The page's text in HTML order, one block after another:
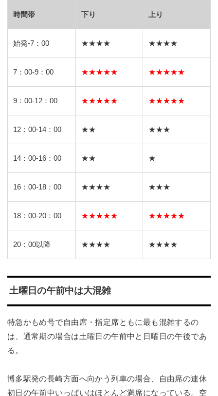
時間帯 下り 上り
始発-7：00 ★★★★ ★★★★
7：00-9：00 ★★★★★ ★★★★★
9：00-12：00 ★★★★★ ★★★★★
12：00-14：00 ★★ ★★★
14：00-16：00 ★★ ★
16：00-18：00 ★★★★ ★★★
18：00-20：00 ★★★★★ ★★★★★
20：00以降 ★★★★ ★★★★
土曜日の午前中は大混雑
特急かもめ号で自由席・指定席ともに最も混雑するの
は、通常期の場合は土曜日の午前中と日曜日の午後であ
る。
博多駅発の長崎方面へ向かう列車の場合、自由席の連休
初日の午前中いっぱいはほとんど満席になっている。空